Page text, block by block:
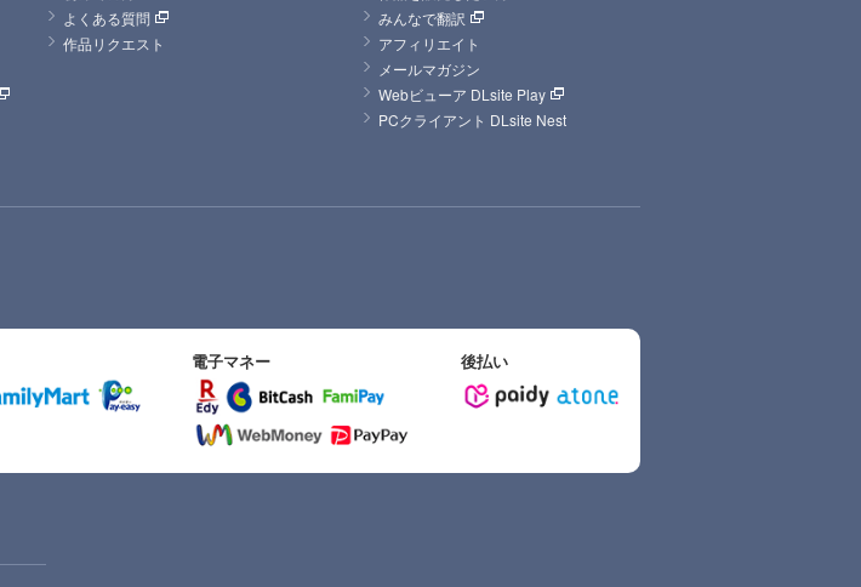
よくある質問
作品リクエスト
みんなで翻訳
アフィリエイト
メールマガジン
Webビューア DLsite Play
PCクライアント DLsite Nest
電子マネー 後払い